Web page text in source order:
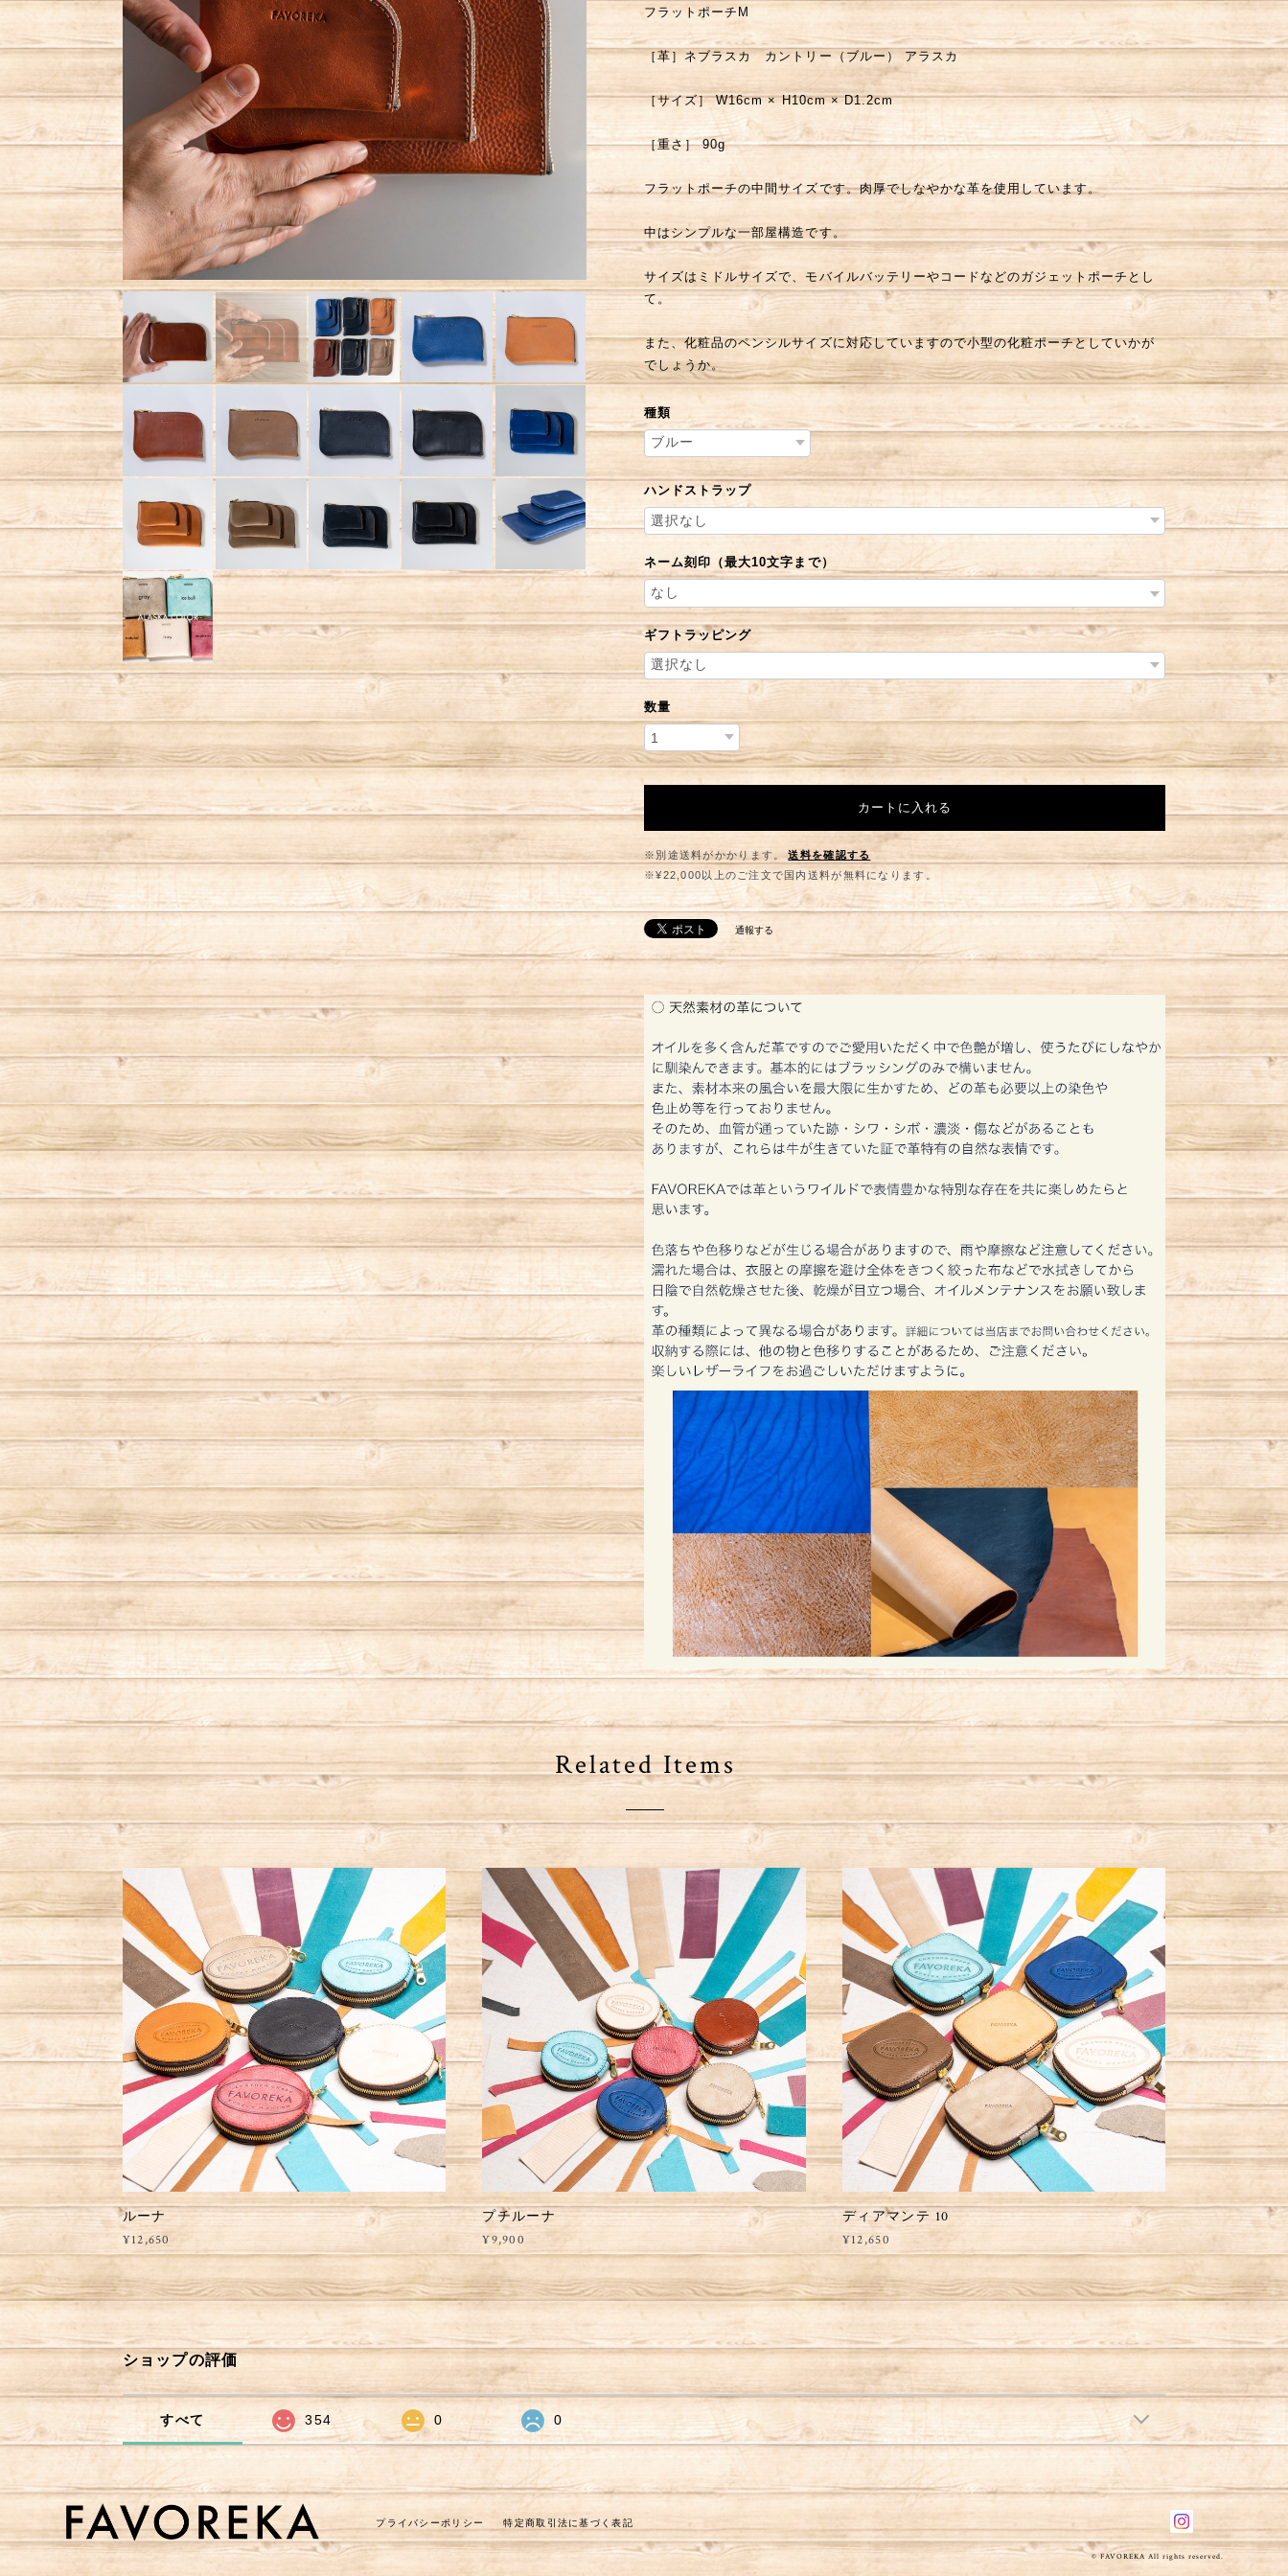
フラットポーチM
［革］ネブラスカ カントリー（ブルー） アラスカ
［サイズ］ W16cm × H10cm × D1.2cm
［重さ］ 90g
フラットポーチの中間サイズです。肉厚でしなやかな革を使用しています。
中はシンプルな一部屋構造です。
サイズはミドルサイズで、モバイルバッテリーやコードなどのガジェットポーチとし
て。
また、化粧品のペンシルサイズに対応していますので小型の化粧ポーチとしていかが
でしょうか。
種類
ハンドストラップ
ネーム刻印（最大10文字まで）
ギフトラッピング
数量
カートに入れる
※別途送料がかかります。 送料を確認する
※¥22,000以上のご注文で国内送料が無料になります。
通報する
Related Items
ルーナ
¥12,650
プチルーナ
¥9,900
ディアマンテ 10
¥12,650
ショップの評価
すべて 354 0 0
プライバシーポリシー 特定商取引法に基づく表記
© FAVOREKA All rights reserved.